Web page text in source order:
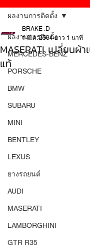
ผลงานการติดตั้ง
MERCEDES-BENZ
PORSCHE
BMW
SUBARU
MINI
BENTLEY
LEXUS
ยางรถยนต์
AUDI
MASERATI
LAMBORGHINI
GTR R35
ผลงานการติดตั้ง
MASERATI เปลี่ยนผ้
แท้
BRAKE :D
1 มี.ค. 2564 ยาว 1 นาที